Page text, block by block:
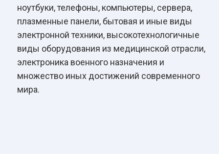
ноутбуки, телефоны, компьютеры, сервера,
плазменные панели, бытовая и иные виды
электронной техники, высокотехнологичные
виды оборудования из медицинской отрасли,
электроника военного назначения и
множество иных достижений современного
мира.